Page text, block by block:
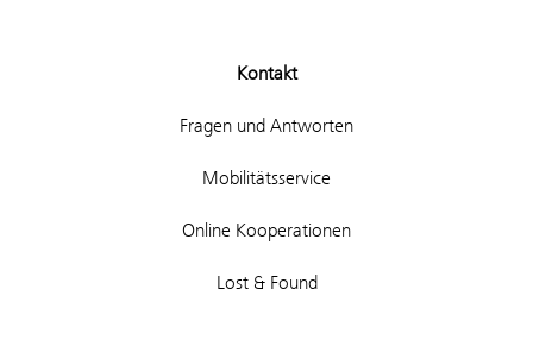
Kontakt
Fragen und Antworten
Mobilitätsservice
Online Kooperationen
Lost & Found